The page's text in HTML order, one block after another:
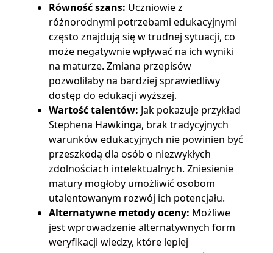
Równość szans: Uczniowie z
różnorodnymi potrzebami edukacyjnymi
często znajdują się w trudnej sytuacji, co
może negatywnie wpływać na ich wyniki
na maturze. Zmiana przepisów
pozwoliłaby na bardziej sprawiedliwy
dostęp do edukacji wyższej.
Wartość talentów: Jak pokazuje przykład
Stephena Hawkinga, brak tradycyjnych
warunków edukacyjnych nie powinien być
przeszkodą dla osób o niezwykłych
zdolnościach intelektualnych. Zniesienie
matury mogłoby umożliwić osobom
utalentowanym rozwój ich potencjału.
Alternatywne metody oceny: Możliwe
jest wprowadzenie alternatywnych form
weryfikacji wiedzy, które lepiej